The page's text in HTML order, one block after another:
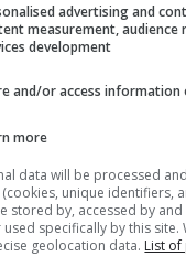
advertising and
measurement, audience
development
and/or access information
more
data will be processed
unique identifiers,
stored by, accessed by
specifically by this
geolocation data. List of